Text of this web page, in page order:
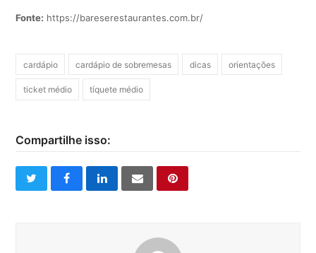
Fonte: https://bareserestaurantes.com.br/
cardápio cardápio de sobremesas dicas orientações
ticket médio tíquete médio
Compartilhe isso:
twitterfacebooklinkedinemail pinterest